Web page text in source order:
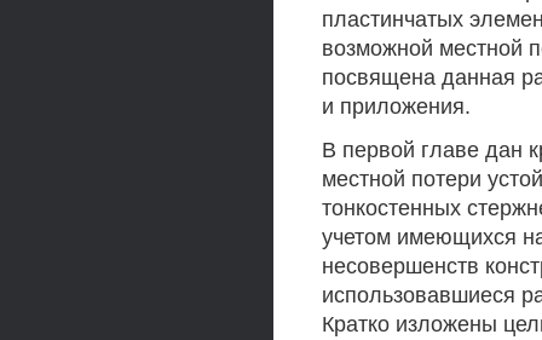
пластинчатых
возможной местной
посвящена данная
и приложения.
В первой главе дан
местной потери
тонкостенных
учетом имеющихся
несовершенств
использовавшиеся
Кратко изложены